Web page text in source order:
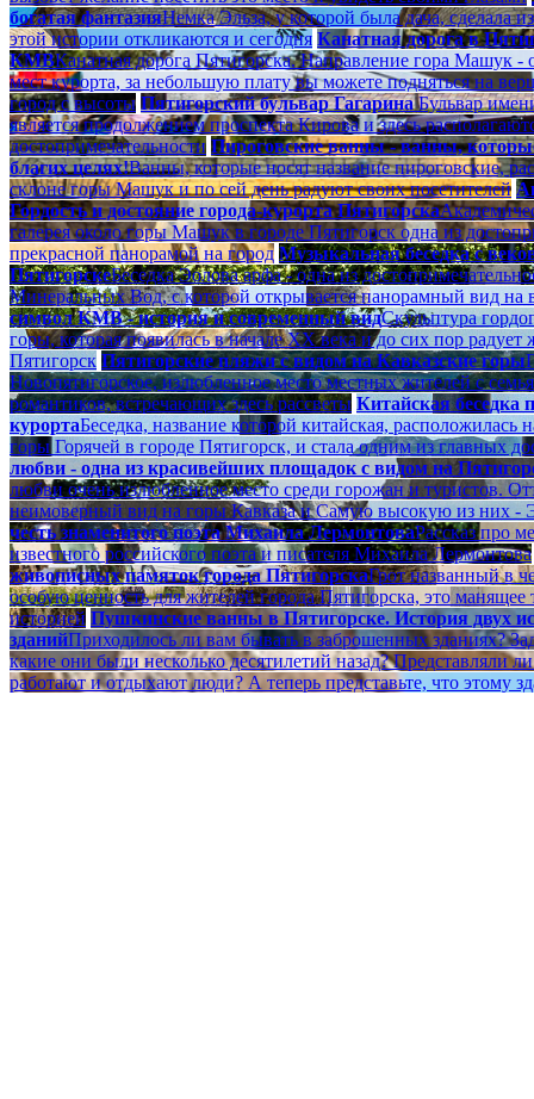
богатая фантазияНемка Эльза, у которой была дача, сделала
этой истории откликаются и сегодня Канатная дорога в
КМВКанатная дорога Пятигорска. Направление гора Машук
мест курорта, за небольшую плату вы можете подняться на
город с высоты Пятигорский бульвар ГагаринаБульвар
является продолжением проспекта Кирова и здесь
достопримечательности Пироговские ванны - ванны,
благих целях!Ванны, которые носят название пироговские,
склоне горы Машук и по сей день радуют своих посетителей
Гордость и достояние города-курорта Пятигорска
галерея около горы Машук в городе Пятигорск одна из
прекрасной панорамой на город Музыкальная беседка с
ПятигорскеБеседка Эолова арфа - одна из
Минеральных Вод, с которой открывается панорамный вид на
символ КМВ - история и современный видСкульптура
горы, которая появилась в начале ХХ века и до сих пор радует
Пятигорск Пятигорские пляжи с видом на Кавказские горы
Новопятигорское, излюбленное место местных жителей с
романтиков, встречающих здесь рассветы Китайская беседка
курортаБеседка, название которой китайская, расположилась
горы Горячей в городе Пятигорск, и стала одним из главных
любви - одна из красивейших площадок с видом на
любви очень излюбленное место среди горожан и туристов.
неимоверный вид на горы Кавказа и Самую высокую из них -
честь знаменитого поэта Михаила ЛермонтоваРассказ про
известного российского поэта и писателя Михаила Лермонтова
живописных памяток города ПятигорскаГрот названный в
особую ценность для жителей города Пятигорска, это манящее
историей Пушкинские ванны в Пятигорске. История двух
зданийПриходилось ли вам бывать в заброшенных зданиях?
какие они были несколько десятилетий назад? Представляли
работают и отдыхают люди? А теперь представьте, что этому